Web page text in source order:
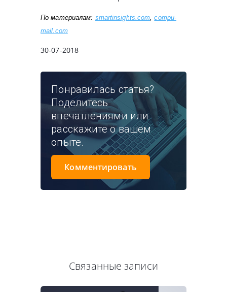
По материалам: smartinsights.com, compu-
mail.com
30-07-2018
Понравилась статья?
Поделитесь
впечатлениями или
расскажите о вашем
опыте.
Комментировать
Связанные записи